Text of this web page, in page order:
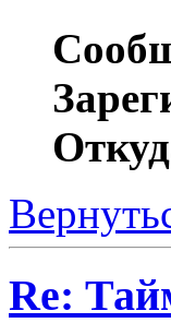
Re: